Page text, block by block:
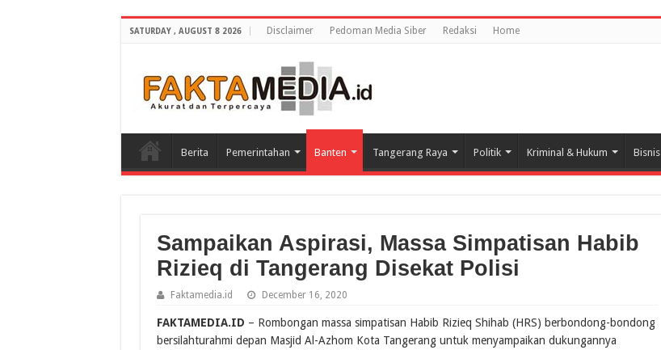
SATURDAY , AUGUST 8 2026 Disclaimer Pedoman Media Siber Redaksi Home
Berita Pemerintahan Banten Tangerang Raya Politik Kriminal & Hukum Bisnis
Sampaikan Aspirasi, Massa Simpatisan Habib
Rizieq di Tangerang Disekat Polisi
Faktamedia.id December 16, 2020
FAKTAMEDIA.ID – Rombongan massa simpatisan Habib Rizieq Shihab (HRS) berbondong-bondong
bersilahturahmi depan Masjid Al-Azhom Kota Tangerang untuk menyampaikan dukungannya